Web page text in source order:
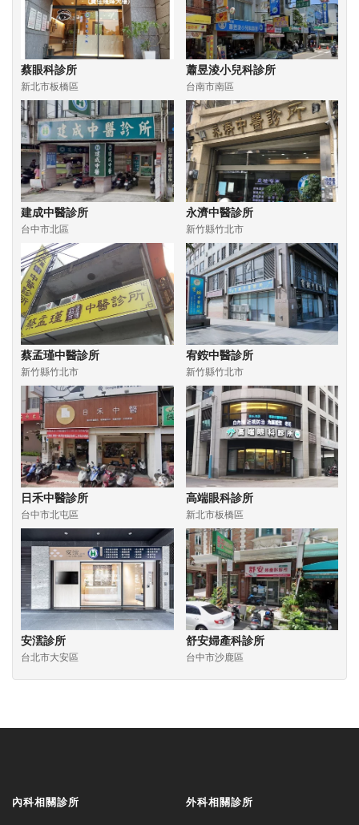
蔡眼科診所
新北市板橋區
蕭昱淩小兒科診所
台南市南區
建成中醫診所
台中市北區
永濟中醫診所
新竹縣竹北市
蔡孟瑾中醫診所
新竹縣竹北市
宥銨中醫診所
新竹縣竹北市
日禾中醫診所
台中市北屯區
高端眼科診所
新北市板橋區
安澐診所
台北市大安區
舒安婦產科診所
台中市沙鹿區
內科相關診所 外科相關診所